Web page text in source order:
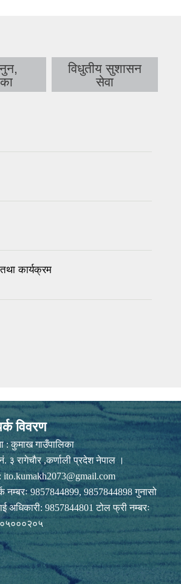
विधुतीय सुशासन
सेवा
कार्यक्रम
विवरण
: कुमाख गाउँपालिका
३ रागेचाैर ,कर्णाली प्रदेश नेपाल ।
ito.kumakh2073@gmail.com
नम्बरः 9857844899, 9857844898 गुनासो
अधिकारी: 9857844801 टोल फ्री नम्बरः